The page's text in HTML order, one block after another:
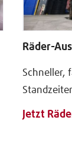
Räder-
Schneller,
Jetzt